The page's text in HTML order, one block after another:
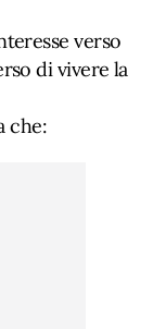
verso
di vivere la
che: